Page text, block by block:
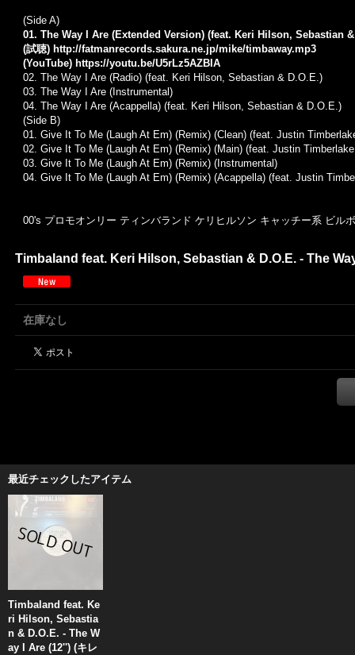
(Side A)
01. The Way I Are (Extended Version) (feat. Keri Hilson, Sebastian
(試聴) http://fatmanrecords.sakura.ne.jp/mike/timbaway.mp3
(YouTube) https://youtu.be/U5rLz5AZBIA
02. The Way I Are (Radio) (feat. Keri Hilson, Sebastian & D.O.E.)
03. The Way I Are (Instrumental)
04. The Way I Are (Acappella) (feat. Keri Hilson, Sebastian & D.O.E.)
(Side B)
01. Give It To Me (Laugh At Em) (Remix) (Clean) (feat. Justin
02. Give It To Me (Laugh At Em) (Remix) (Main) (feat. Justin
03. Give It To Me (Laugh At Em) (Remix) (Instrumental)
04. Give It To Me (Laugh At Em) (Remix) (Acappella) (feat. Justin
00's プロモオンリー ティンバランド ケリヒルソン キャッチー系 ビル
Timbaland feat. Keri Hilson, Sebastian & D.O.E. - The
在庫なし
最近チェックしたアイテム
Timbaland feat. Ke
ri Hilson, Sebastia
n & D.O.E. - The W
ay I Are (12'') (キレ